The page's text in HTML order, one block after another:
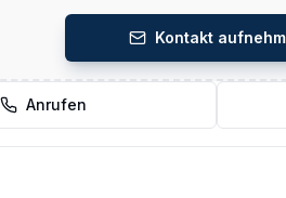
Kontakt
Anrufen